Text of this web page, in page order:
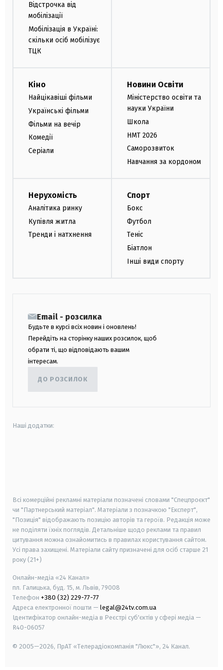
Відстрочка від
мобілізації
Мобілізація в Україні:
скільки осіб мобілізує
ТЦК
Кіно
Найцікавіші фільми
Українські фільми
Фільми на вечір
Комедії
Серіали
Новини Освіти
Міністерство освіти та
науки України
Школа
НМТ 2026
Саморозвиток
Навчання за кордоном
Нерухомість
Аналітика ринку
Купівля житла
Тренди і натхнення
Спорт
Бокс
Футбол
Теніс
Біатлон
Інші види спорту
Email - розсилка
Будьте в курсі всіх новин і оновлень!
Перейдіть на сторінку наших розсилок, щоб
обрати ті, що відповідають вашим
інтересам.
ДО РОЗСИЛОК
Наші додатки:
Всі комерційні рекламні матеріали позначені словами "Спецпроєкт"
чи "Партнерський матеріал". Матеріали з позначкою "Експерт",
"Позиція" відображають позицію авторів та героїв. Редакція може
не поділяти їхніх поглядів. Детальніше щодо реклами та правил
цитування можна ознайомитись в правилах користування сайтом.
Усі права захищені. Матеріали сайту призначені для осіб старше 21
року (21+)
Онлайн-медіа «24 Канал»
пл. Галицька, буд. 15, м. Львів, 79008
Телефон +380 (32) 229-77-77
Адреса електронної пошти — legal@24tv.com.ua
Ідентифікатор онлайн-медіа в Реєстрі суб'єктів у сфері медіа —
R40-06057
© 2005—2026, ПрАТ «Телерадіокомпанія "Люкс"», 24 Канал.